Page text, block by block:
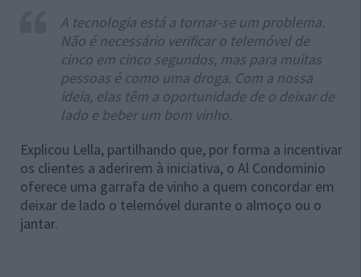
A tecnologia está a tornar-se um problema.
Não é necessário verificar o telemóvel de
cinco em cinco segundos, mas para muitas
pessoas é como uma droga. Com a nossa
ideia, elas têm a oportunidade de o deixar de
lado e beber um bom vinho.
Explicou Lella, partilhando que, por forma a incentivar
os clientes a aderirem à iniciativa, o Al Condominio
oferece uma garrafa de vinho a quem concordar em
deixar de lado o telemóvel durante o almoço ou o
jantar.